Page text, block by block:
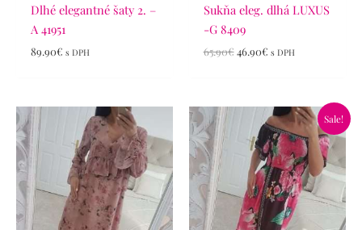
Dlhé elegantné šaty 2. –
A 41951
89.90€ s DPH
Sukňa eleg. dlhá LUXUS
-G 8409
65.90€ 46.90€ s DPH
Sale!
Pôvodná
bola:
41.90€.
Aktuálna
cena
je:
24.90€.